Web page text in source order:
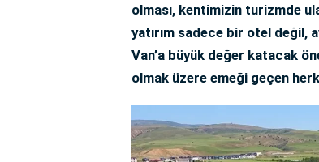
olması, kentimizin turizmde
yatırım sadece bir otel değil,
Van’a büyük değer katacak
olmak üzere emeği geçen